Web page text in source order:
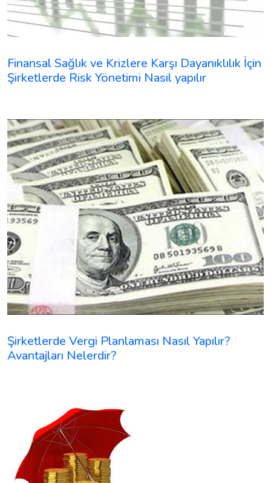
Finansal Sağlık ve Krizlere Karşı Dayanıklılık İçin
Şirketlerde Risk Yönetimi Nasıl yapılır
Şirketlerde Vergi Planlaması Nasıl Yapılır?
Avantajları Nelerdir?